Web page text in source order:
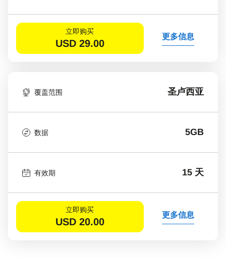
立即购买
USD 29.00
更多信息
覆盖范围 圣卢西亚
数据 5GB
有效期 15 天
立即购买
USD 20.00
更多信息